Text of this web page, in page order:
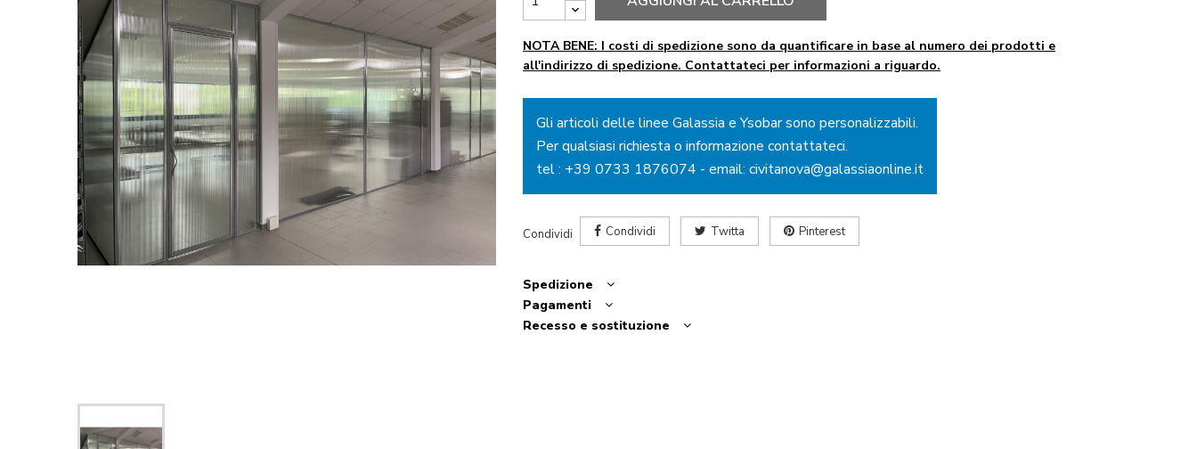
NOTA BENE: I costi di spedizione sono da quantificare in base al numero dei prodotti e
all'indirizzo di spedizione. Contattateci per informazioni a riguardo.
Gli articoli delle linee Galassia e Ysobar sono personalizzabili.
Per qualsiasi richiesta o informazione contattateci.
tel : +39 0733 1876074 - email: civitanova@galassiaonline.it
Condividi Condividi Twitta Pinterest
Spedizione
Pagamenti
Recesso e sostituzione